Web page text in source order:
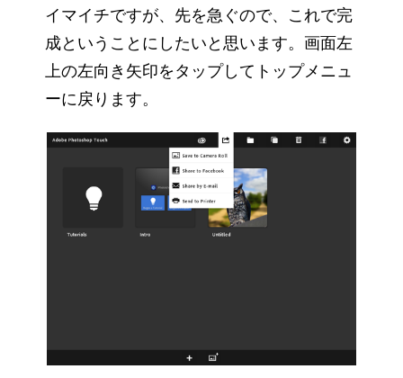
イマイチですが、先を急ぐので、これで完
成ということにしたいと思います。画面左
上の左向き矢印をタップしてトップメニュ
ーに戻ります。